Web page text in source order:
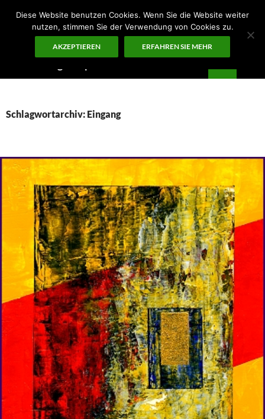
Inhalt
Schlagwortarchiv: Eingang
Diese Website benutzen Cookies. Wenn Sie die Website weiter
nutzen, stimmen Sie der Verwendung von Cookies zu.
AKZEPTIEREN ERFAHREN SIE MEHR